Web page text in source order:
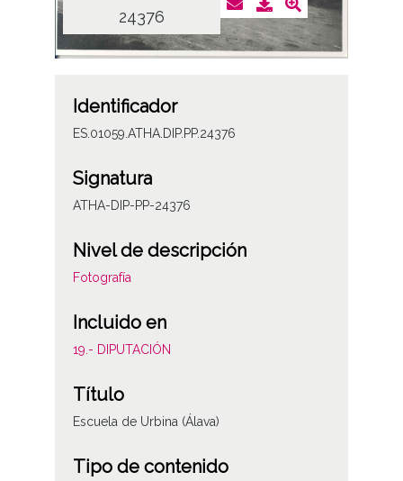
24376
Identificador
ES.01059.ATHA.DIP.PP.24376
Signatura
ATHA-DIP-PP-24376
Nivel de descripción
Fotografía
Incluido en
19.- DIPUTACIÓN
Título
Escuela de Urbina (Álava)
Tipo de contenido